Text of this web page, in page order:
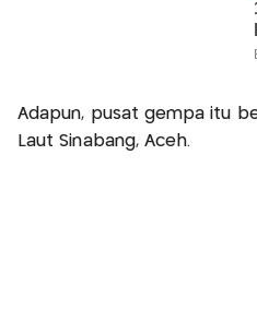
Adapun, pusat gempa itu
Laut Sinabang, Aceh.